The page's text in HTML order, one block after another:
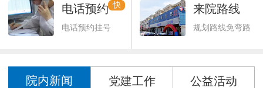
电话预约
电话预约挂号
快 来院路线
规划路线免弯路
院内新闻 党建工作 公益活动